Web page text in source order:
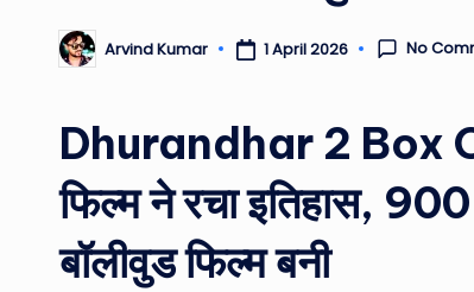
Posted
by
Arvind Kumar 1 April 2026 No
Dhurandhar 2 Box
फिल्म ने रचा इतिहास,
बॉलीवुड फिल्म बनी